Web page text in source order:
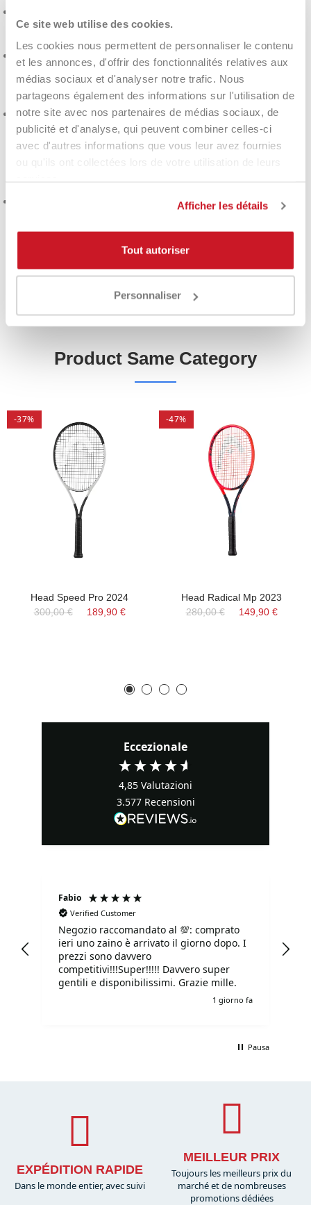
Ce site web utilise des cookies.
Les cookies nous permettent de personnaliser le contenu
et les annonces, d'offrir des fonctionnalités relatives aux
médias sociaux et d'analyser notre trafic. Nous
partageons également des informations sur l'utilisation de
notre site avec nos partenaires de médias sociaux, de
publicité et d'analyse, qui peuvent combiner celles-ci
avec d'autres informations que vous leur avez fournies
ou qu'ils ont collectées lors de votre utilisation de leurs
Afficher les détails
Tout autoriser
Personnaliser
I grommets allargati offrono il massimo movimento alle corde
per una maggiore potenza.
Uni Pattern
Lo speciale schema corde uniforme consente di avere una
traiettoria costante della palla in ogni colpo, per un gioco
preciso e tollerante.
AI Pattern
Un design del piatto corde sviluppato con il supporto
dell’intelligenza artificiale e affinato attraverso l’analisi di
migliaia di dati sulle traiettorie della palla, progettato per
nell’industria aerospaziale, integrato nel telaio per
aumentare la stabilità e garantire un impatto ancora più
Product Same Category
-37%
Head Speed Pro 2024
300,00 €
189,90 €
-47%
Head Radical Mp 2023
280,00 €
149,90 €
Eccezionale
4,85 Valutazioni
3.577 Recensioni
Fabio
Verified Customer
Negozio raccomandato al 💯: comprato
ieri uno zaino è arrivato il giorno dopo. I
prezzi sono davvero
competitivi!!!Super!!!!! Davvero super
gentili e disponibilissimi. Grazie mille.
1 giorno fa
Pausa
EXPÉDITION RAPIDE
Dans le monde entier, avec suivi
MEILLEUR PRIX
Toujours les meilleurs prix du
marché et de nombreuses
promotions dédiées